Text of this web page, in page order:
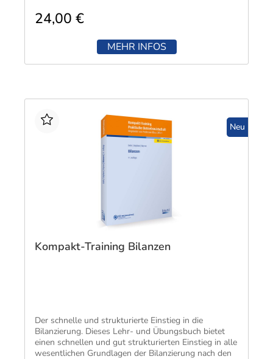
24,00 €
MEHR INFOS
Neu
Kompakt-Training Bilanzen
​Der schnelle und strukturierte Einstieg in die
Bilanzierung. Dieses Lehr- und Übungsbuch bietet
einen schnellen und gut strukturierten Einstieg in alle
wesentlichen Grundlagen der Bilanzierung nach den